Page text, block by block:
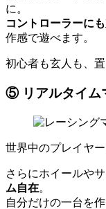
に。
コントローラーに
作感で遊べます。
初心者も玄人も、
⑤ リアルタイム
世界中のプレイヤ
さらにホイールや
ム自在。
自分だけの一台を作